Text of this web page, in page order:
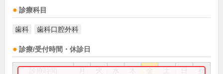
診療科目
歯科 歯科口腔外科
診療/受付時間・休診日
祝